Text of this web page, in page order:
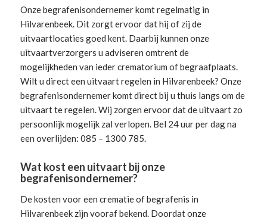
Onze begrafenisondernemer komt regelmatig in
Hilvarenbeek. Dit zorgt ervoor dat hij of zij de
uitvaartlocaties goed kent. Daarbij kunnen onze
uitvaartverzorgers u adviseren omtrent de
mogelijkheden van ieder crematorium of begraafplaats.
Wilt u direct een uitvaart regelen in Hilvarenbeek? Onze
begrafenisondernemer komt direct bij u thuis langs om de
uitvaart te regelen. Wij zorgen ervoor dat de uitvaart zo
persoonlijk mogelijk zal verlopen. Bel 24 uur per dag na
een overlijden: 085 – 1300 785.
Wat kost een uitvaart bij onze
begrafenisondernemer?
De kosten voor een crematie of begrafenis in
Hilvarenbeek zijn vooraf bekend. Doordat onze